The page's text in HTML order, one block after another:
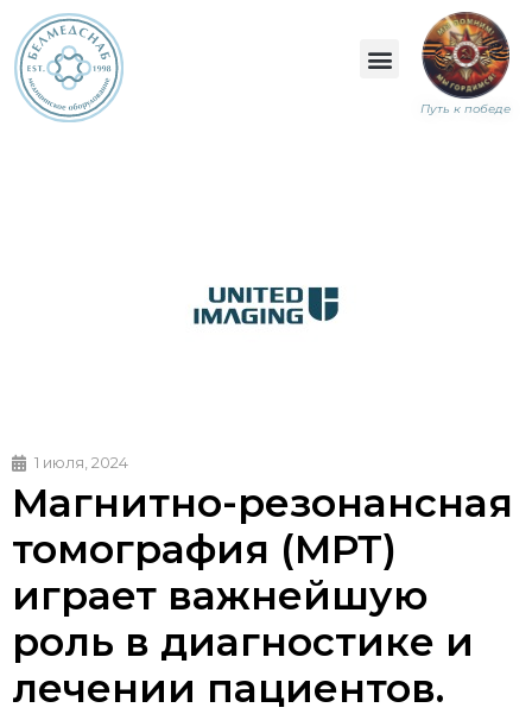
Путь к победе
1 июля, 2024
Магнитно-резонансная
томография (МРТ)
играет важнейшую
роль в диагностике и
лечении пациентов.